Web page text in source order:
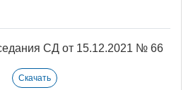
СД от 15.12.2021 № 66
Скачать